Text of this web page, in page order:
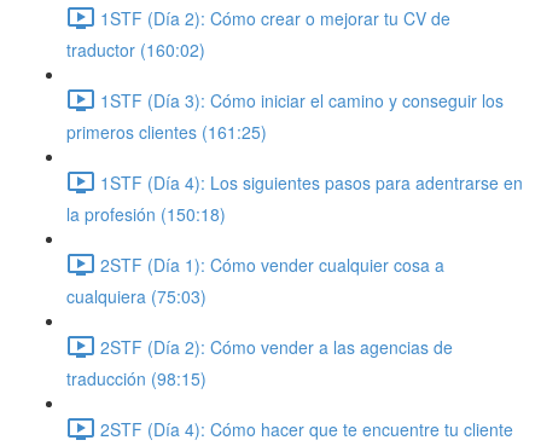
1STF (Día 2): Cómo crear o mejorar tu CV de
traductor (160:02)
1STF (Día 3): Cómo iniciar el camino y conseguir los
primeros clientes (161:25)
1STF (Día 4): Los siguientes pasos para adentrarse en
la profesión (150:18)
2STF (Día 1): Cómo vender cualquier cosa a
cualquiera (75:03)
2STF (Día 2): Cómo vender a las agencias de
traducción (98:15)
2STF (Día 4): Cómo hacer que te encuentre tu cliente